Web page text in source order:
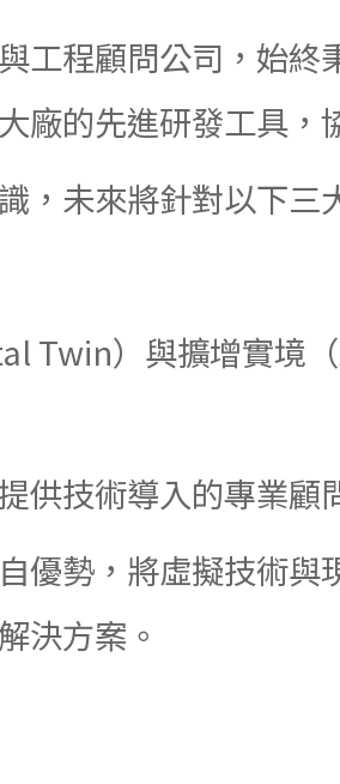
程顧問公司，始終
廠的先進研發工具，
未來將針對以下三
Twin）與擴增實境
供技術導入的專業顧
優勢，將虛擬技術與
決方案。